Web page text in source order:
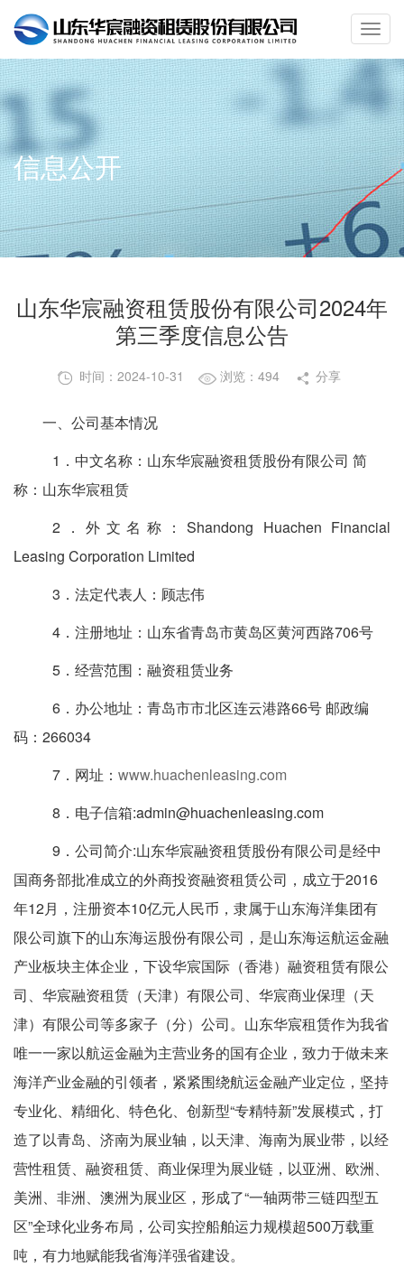
信息公开
山东华宸融资租赁股份有限公司2024年
第三季度信息公告
时间：2024-10-31 浏览：494 分享
一、公司基本情况
1 ．中文名称： 山东华宸融资租赁股份有限公司 简
称：山东华宸租赁
2．外文名称：Shandong Huachen Financial
Leasing Corporation Limited
3 ．法定代表人： 顾志伟
4．注册地址： 山东省青岛市黄岛区黄河西路706号
5．经营范围： 融资租赁业务
6．办公地址：青岛市市北区连云港路66号 邮政编
码： 266034
7．网址： www.huachenleasing.com
8 ．电子信箱:admin@huachenleasing.com
9 ．公司简介:山东华宸融资租赁股份有限公司是经中
国商务部批准成立的外商投资融资租赁公司， 成立于2016
年12月，注册资本10亿元人民币， 隶属于山东海洋集团有
限公司旗下的山东海运股份有限公司，是山东海运航运金融
产业板块主体企业，下设华宸国际（香港）融资租赁有限公
司、华宸融资租赁（天津）有限公司、华宸商业保理（天
津）有限公司等多家子 （分） 公司。 山东华宸租赁作为我省
唯一一家以航运金融为主营业务的国有企业， 致力于做未来
海洋产业金融的引领者， 紧紧围绕航运金融产业定位，坚持
专业化、精细化、特色化、创新型“专精特新”发展模式，打
造了以青岛、济南为展业轴，以天津、海南为展业带，以经
营性租赁、融资租赁、商业保理为展业链，以亚洲、欧洲、
美洲、非洲、澳洲为展业区，形成了“一轴两带三链四型五
区”全球化业务布局 ，公司实控船舶运力规模超500万载重
吨，有力地赋能我省海洋强省建设。